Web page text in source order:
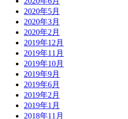
2020年5月
2020年3月
2020年2月
2019年12月
2019年11月
2019年10月
2019年9月
2019年6月
2019年2月
2019年1月
2018年11月